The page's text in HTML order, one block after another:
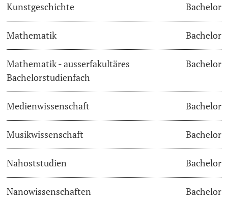
Learning & Teaching
AI in learning and teaching
Digital learning
Language Center
Learning Spaces
Lernbörse
Kunstgeschichte Bachelor
Mathematik Bachelor
Mathematik - ausserfakultäres
Bachelorstudienfach
Bachelor
Medienwissenschaft Bachelor
Musikwissenschaft Bachelor
Nahoststudien Bachelor
Nanowissenschaften Bachelor